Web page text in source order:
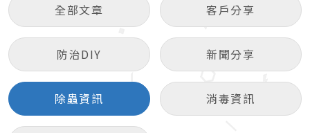
全部文章 客戶分享
防治DIY 新聞分享
除蟲資訊 消毒資訊